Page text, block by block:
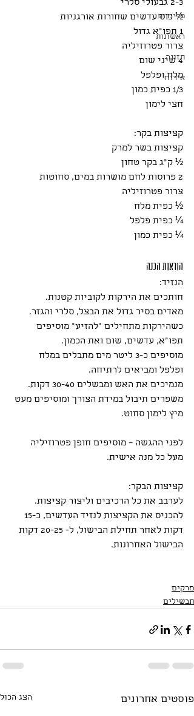
מרינדות
ראשונות
תזונה
אירוח
2-3 גבעולי סלרי
½ כוס עדשים שחורות אורגניות
1 תפו"א גדול
צרור פטרוזיליה
4 שיני שום
מלח ופלפל
1/3 כפית כמון
חצי לימון
קציצות בקר:
קציצות בשר למרק
½ ק"ג בקר טחון
2 פרוסות לחם מושרות במים, סחוטות
צרור פטרוזיליה
½ כפית מלח
¼ כפית פלפל
¼ כפית כמון
הוראות הכנה
הנזיד:
חותכים את הירקות לקוביות קטנות.
מאדים בסיר גדול את הבצל, סלרי והגזר.
כשהירקות מתחילים "להזיע" מוסיפים
תפו"א, עדשים, שום ואת הכמון.
מוסיפים כ-3 ליטר מים מתבלים במלח
ופלפל ומביאים לרתיחה.
מנמיכים את האש ומבשלים 30-40 דקות.
משפרים תיבול במידת הצורך ומוסיפים מעט
מיץ לימון סחוט.
לפני ההגשה – מוסיפים חופן פטרוזיליה
מעל כל מנה אישית.
קציצות הבקר:
לערבב את כל הרכיבים וליצור קציצות.
דקות לאחר תחילת הבישול, ל- 20-25 דקות
הבישול האחרונות.
מרקים
תבשילים
פוסטים אחרונים הצג הכול